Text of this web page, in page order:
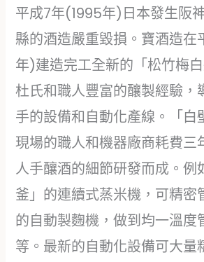
平成7年(1995年)日本發生阪
縣的酒造嚴重毀損。寶酒造在
年)建造完工全新的「松竹梅
杜氏和職人豐富的釀製經驗，
手的設備和自動化產線。「白
現場的職人和機器廠商耗費三
人手釀酒的細節研發而成。例
釜」的連續式蒸米機，可精密
的自動製麴機，做到均一溫度
等。最新的自動化設備可大量